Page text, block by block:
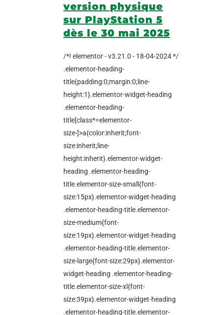
version physique
sur PlayStation 5
dès le 30 mai 2025
/*! elementor - v3.21.0 - 18-04-2024 */
.elementor-heading-
title{padding:0;margin:0;line-
height:1}.elementor-widget-heading
.elementor-heading-
title[class*=elementor-
size-]>a{color:inherit;font-
size:inherit;line-
height:inherit}.elementor-widget-
heading .elementor-heading-
title.elementor-size-small{font-
size:15px}.elementor-widget-heading
.elementor-heading-title.elementor-
size-medium{font-
size:19px}.elementor-widget-heading
.elementor-heading-title.elementor-
size-large{font-size:29px}.elementor-
widget-heading .elementor-heading-
title.elementor-size-xl{font-
size:39px}.elementor-widget-heading
.elementor-heading-title.elementor-